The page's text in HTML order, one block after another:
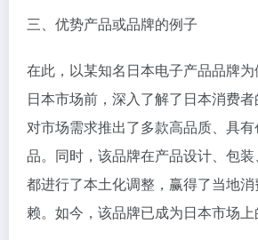
三、优势产品或品牌的例子
在此，以某知名日本电子产品品牌
日本市场前，深入了解了日本消费
对市场需求推出了多款高品质、具
品。同时，该品牌在产品设计、包
都进行了本土化调整，赢得了当地
赖。如今，该品牌已成为日本市场上